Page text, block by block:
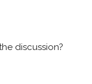
discussion?